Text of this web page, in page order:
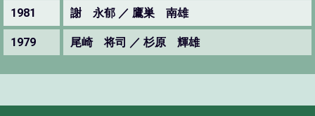
1981 謝 永郁 ／ 鷹巣 南雄
1979 尾崎 将司 ／ 杉原 輝雄